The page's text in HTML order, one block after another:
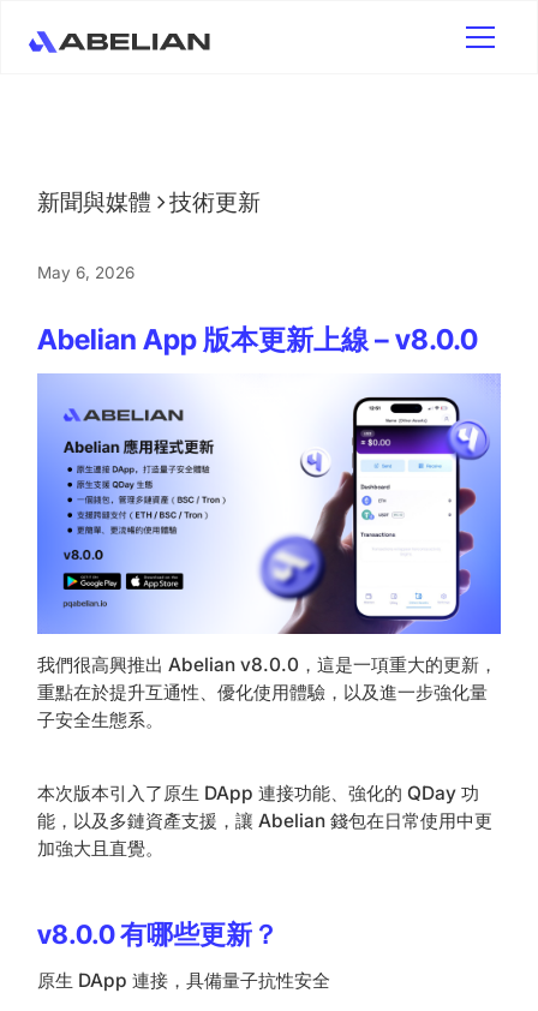
新聞與媒體 技術更新
May 6, 2026
Abelian App 版本更新上線 – v8.0.0
我們很高興推出 Abelian v8.0.0，這是一項重大的更新，
重點在於提升互通性、優化使用體驗，以及進一步強化量
子安全生態系。
本次版本引入了原生 DApp 連接功能、強化的 QDay 功
能，以及多鏈資產支援，讓 Abelian 錢包在日常使用中更
加強大且直覺。
v8.0.0 有哪些更新？
原生 DApp 連接，具備量子抗性安全